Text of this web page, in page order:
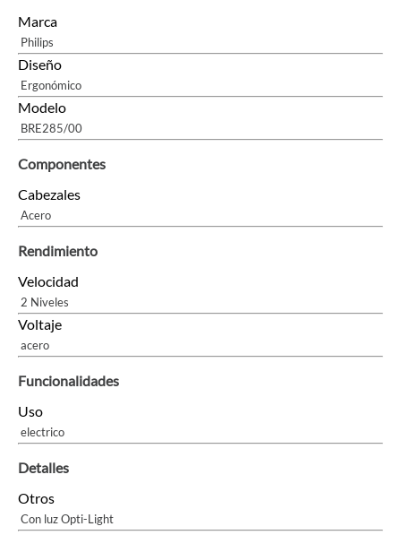
Marca
Philips
Diseño
Ergonómico
Modelo
BRE285/00
Componentes
Cabezales
Acero
Rendimiento
Velocidad
2 Niveles
Voltaje
acero
Funcionalidades
Uso
electrico
Detalles
Otros
Con luz Opti-Light